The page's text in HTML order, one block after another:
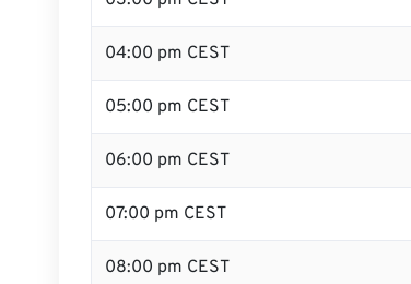
04:00 pm CEST
05:00 pm CEST
06:00 pm CEST
07:00 pm CEST
08:00 pm CEST